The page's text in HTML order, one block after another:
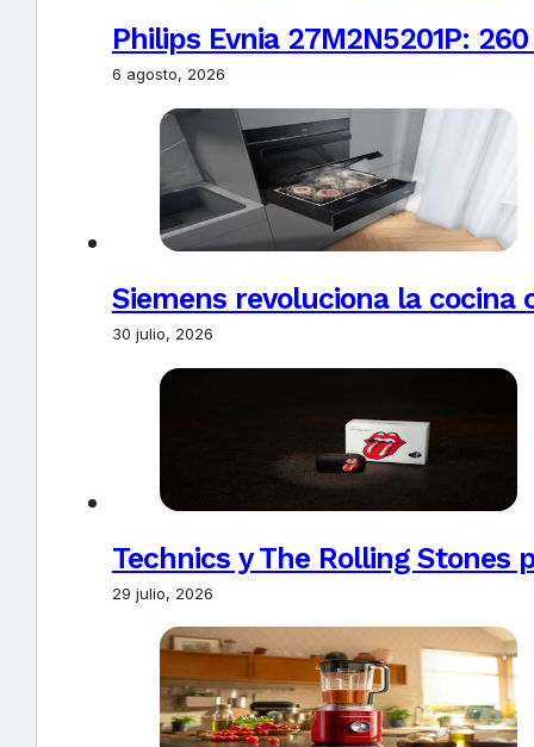
Philips Evnia 27M2N5201P:
6 agosto, 2026
Siemens revoluciona la
30 julio, 2026
Technics y The Rolling Stones
29 julio, 2026